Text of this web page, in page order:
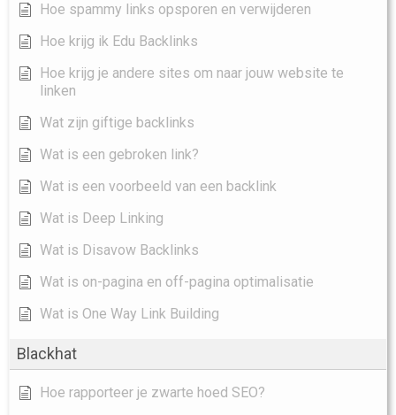
Hoe spammy links opsporen en verwijderen
Hoe krijg ik Edu Backlinks
Hoe krijg je andere sites om naar jouw website te
linken
Wat zijn giftige backlinks
Wat is een gebroken link?
Wat is een voorbeeld van een backlink
Wat is Deep Linking
Wat is Disavow Backlinks
Wat is on-pagina en off-pagina optimalisatie
Wat is One Way Link Building
Blackhat
Hoe rapporteer je zwarte hoed SEO?